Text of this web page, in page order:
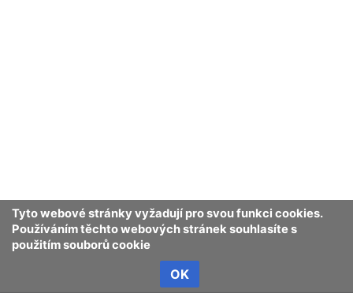
Tyto webové stránky vyžadují pro svou funkci cookies.
Používáním těchto webových stránek souhlasíte s
použitím souborů cookie
OK